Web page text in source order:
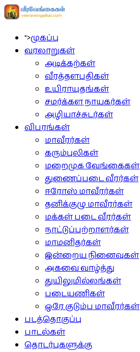
">முகப்பு
வரலாறுகள்
அடிக்கற்கள்
வீரத்தளபதிகள்
உயிராயுதங்கள்
சமர்க்கள நாயகர்கள்
அழியாச்சுடர்கள்
விபரங்கள்
மாவீரர்கள்
கரும்புலிகள்
மறைமுக வேங்கைகள்
துணைப்படை வீரர்கள்
ஈரோஸ் மாவீரர்கள்
தனிக்குழு மாவீரர்கள்
மக்கள் படை வீரர்கள்
நாட்டுப்பற்றாளர்கள்
மாமனிதர்கள்
இன்றைய நினைவுகள்
அகவை வாழ்த்து
துயிலுமில்லங்கள்
படையணிகள்
ஒரே குடும்ப மாவீரர்கள்
படத்தொகுப்பு
பாடல்கள்
தொடர்புகளுக்கு